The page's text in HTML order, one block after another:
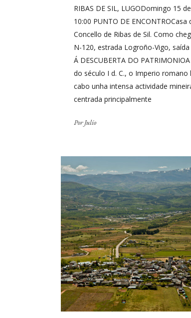
RIBAS DE SIL, LUGODomingo 15
10:00 PUNTO DE ENCONTROCasa
Concello de Ribas de Sil. Como
N-120, estrada Logroño-Vigo, saída
Á DESCUBERTA DO
do século I d. C., o Imperio romano
cabo unha intensa actividade
centrada principalmente
Por Julio